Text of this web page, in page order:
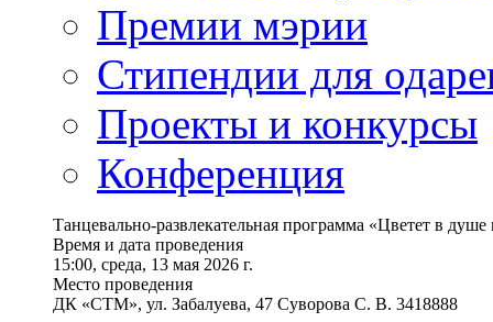
Премии мэрии
Стипендии для
Проекты и конкурсы
Конференция
Танцевально-развлекательная программа «Цветет в
Время и дата проведения
15:00, среда, 13 мая 2026 г.
Место проведения
ДК «СТМ», ул. Забалуева, 47 Суворова С. В. 3418888